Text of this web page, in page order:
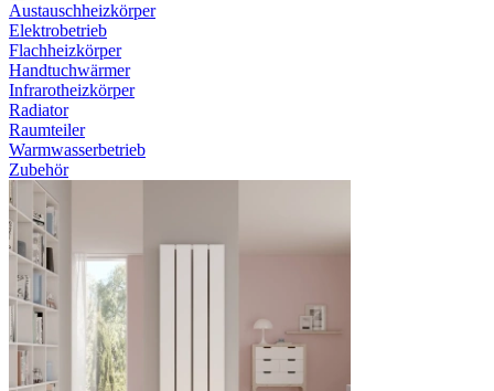
Austauschheizkörper
Elektrobetrieb
Flachheizkörper
Handtuchwärmer
Infrarotheizkörper
Radiator
Raumteiler
Warmwasserbetrieb
Zubehör